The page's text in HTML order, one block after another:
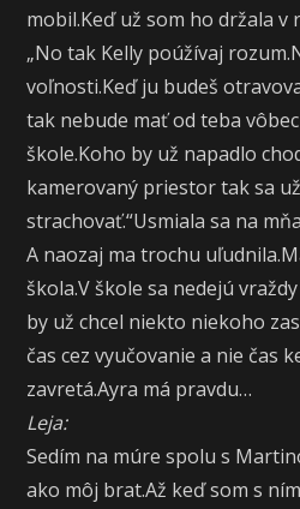
mobil.Keď už som ho držala v
„No tak Kelly poúžívaj
voľnosti.Keď ju budeš
tak nebude mať od teba
škole.Koho by už napadlo
kamerovaný priestor tak sa
strachovať.“Usmiala sa na
A naozaj ma trochu
škola.V škole sa nedejú
by už chcel niekto niekoho
čas cez vyučovanie a nie čas
zavretá.Ayra má pravdu…
Leja:
Sedím na múre spolu s
ako môj brat.Až keď som s